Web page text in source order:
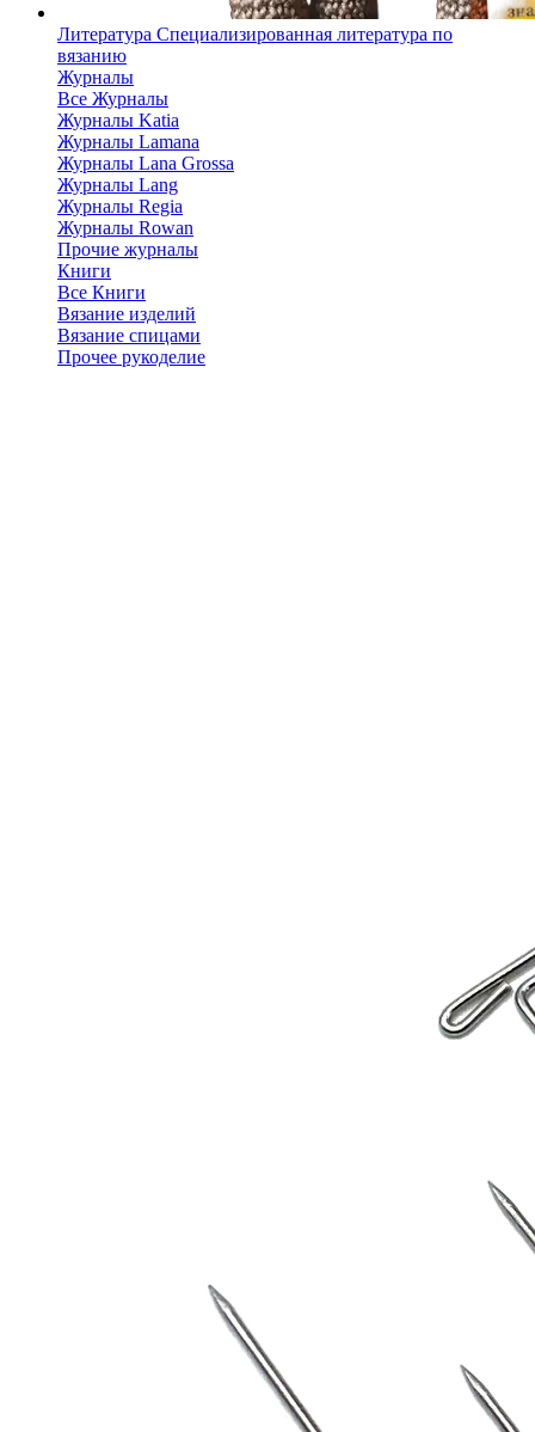
Литература Специализированная литература по
вязанию
Журналы
Все Журналы
Журналы Katia
Журналы Lamana
Журналы Lana Grossa
Журналы Lang
Журналы Regia
Журналы Rowan
Прочие журналы
Книги
Все Книги
Вязание изделий
Вязание спицами
Прочее рукоделие